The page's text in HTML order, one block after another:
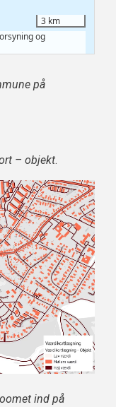
på
– objekt.
ind på